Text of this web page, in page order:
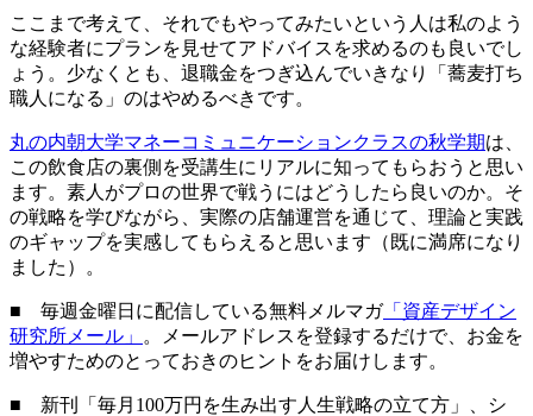
ここまで考えて、それでもやってみたいという人は私のよう
な経験者にプランを見せてアドバイスを求めるのも良いでし
ょう。少なくとも、退職金をつぎ込んでいきなり「蕎麦打ち
職人になる」のはやめるべきです。
丸の内朝大学マネーコミュニケーションクラスの秋学期は、
この飲食店の裏側を受講生にリアルに知ってもらおうと思い
ます。素人がプロの世界で戦うにはどうしたら良いのか。そ
の戦略を学びながら、実際の店舗運営を通じて、理論と実践
のギャップを実感してもらえると思います（既に満席になり
ました）。
■ 毎週金曜日に配信している無料メルマガ「資産デザイン
研究所メール」
。メールアドレスを登録するだけで、お金を
増やすためのとっておきのヒントをお届けします。
■ 新刊「毎月100万円を生み出す人生戦略の立て方」、シ